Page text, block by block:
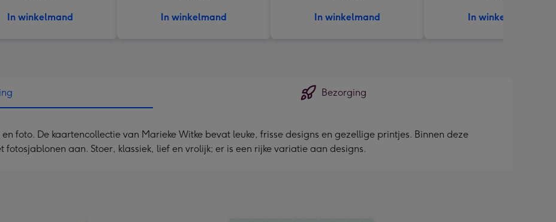
In winkelmand In winkelmand In winkelmand In winkelmand
Bezorging
foto. De kaartencollectie van Marieke Witke bevat leuke, frisse designs en gezellige printjes. Binnen deze
aan. Stoer, klassiek, lief en vrolijk; er is een rijke variatie aan designs.